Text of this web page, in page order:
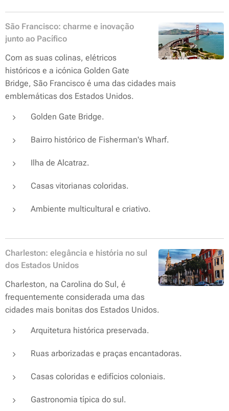
São Francisco: charme e inovação
junto ao Pacífico
Com as suas colinas, elétricos
históricos e a icónica Golden Gate
Bridge, São Francisco é uma das cidades mais
emblemáticas dos Estados Unidos.
Golden Gate Bridge.
Bairro histórico de Fisherman's Wharf.
Ilha de Alcatraz.
Casas vitorianas coloridas.
Ambiente multicultural e criativo.
Charleston: elegância e história no sul
dos Estados Unidos
Charleston, na Carolina do Sul, é
frequentemente considerada uma das
cidades mais bonitas dos Estados Unidos.
Arquitetura histórica preservada.
Ruas arborizadas e praças encantadoras.
Casas coloridas e edifícios coloniais.
Gastronomia típica do sul.